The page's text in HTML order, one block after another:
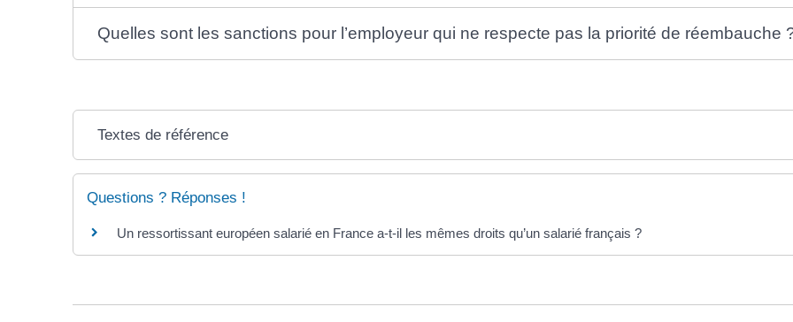
Quelles sont les sanctions pour l’employeur qui ne respecte pas la priorité de réembauche
Textes de référence
Questions ? Réponses !
Un ressortissant européen salarié en France a-t-il les mêmes droits qu’un salarié français ?